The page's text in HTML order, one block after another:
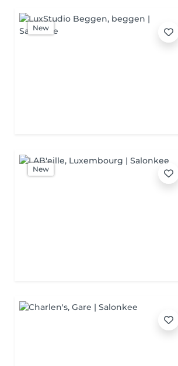
New
New